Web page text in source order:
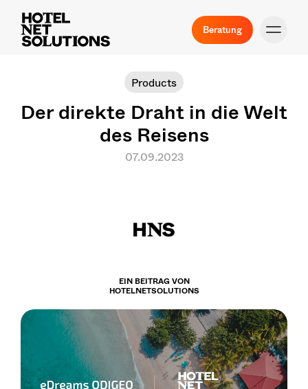
Beratung
Products
Der direkte Draht in die Welt
des Reisens
07.09.2023
EIN BEITRAG VON
HOTELNETSOLUTIONS